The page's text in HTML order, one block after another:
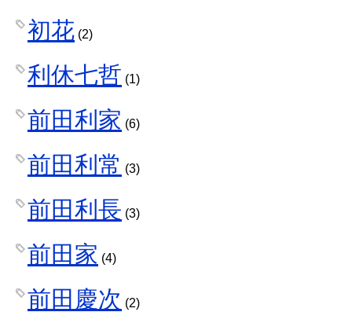
初花 (2)
利休七哲 (1)
前田利家 (6)
前田利常 (3)
前田利長 (3)
前田家 (4)
前田慶次 (2)